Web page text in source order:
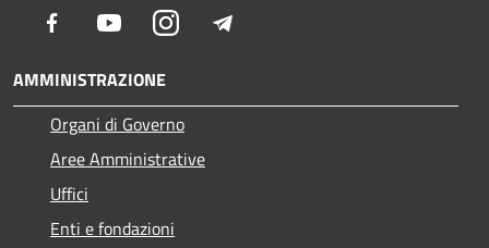
Facebook YoutubeInstagram
AMMINISTRAZIONE
Organi di Governo
Aree Amministrative
Uffici
Enti e fondazioni